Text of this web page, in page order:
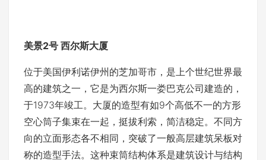
美景2号 西尔斯大厦
位于美国伊利诺伊州的芝加哥市，是上个世纪世界最
高的建筑之一，它是为西尔斯一娄巴克公司建造的，
于1973年竣工。大厦的造型有如9个高低不一的方形
空心筒子集束在一起，挺拔利索，简洁稳定。不同方
向的立面形态各不相同，突破了一般高层建筑呆板对
称的造型手法。这种束筒结构体系是建筑设计与结构